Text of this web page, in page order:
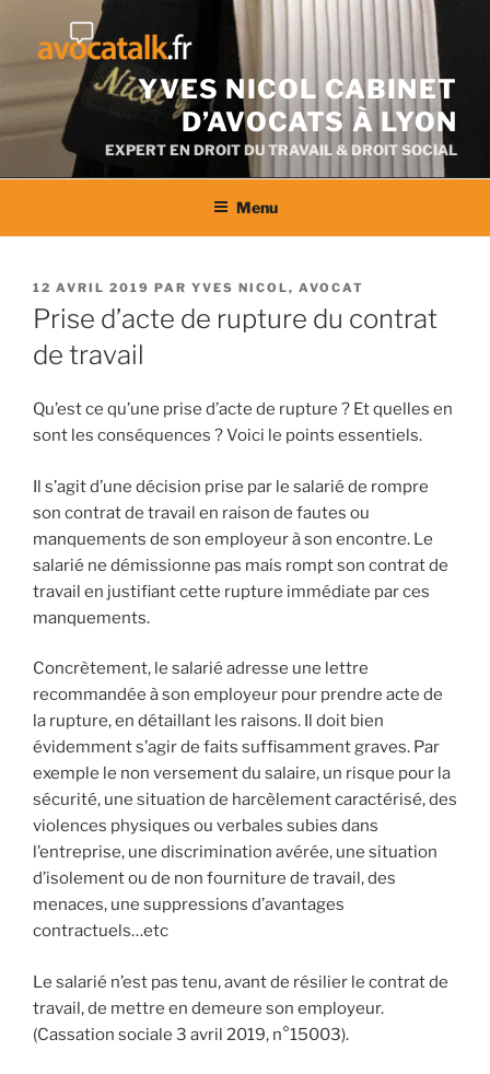
contenu
YVES NICOL CABINET
D’AVOCATS À LYON
EXPERT EN DROIT DU TRAVAIL & DROIT SOCIAL
Menu
PUBLIÉ
LE
12 AVRIL 2019 PAR YVES NICOL, AVOCAT
Prise d’acte de rupture du contrat
de travail
Qu’est ce qu’une prise d’acte de rupture ? Et quelles en
sont les conséquences ? Voici le points essentiels.
Il s’agit d’une décision prise par le salarié de rompre
son contrat de travail en raison de fautes ou
manquements de son employeur à son encontre. Le
salarié ne démissionne pas mais rompt son contrat de
travail en justifiant cette rupture immédiate par ces
manquements.
Concrètement, le salarié adresse une lettre
recommandée à son employeur pour prendre acte de
la rupture, en détaillant les raisons. Il doit bien
évidemment s’agir de faits suffisamment graves. Par
exemple le non versement du salaire, un risque pour la
sécurité, une situation de harcèlement caractérisé, des
violences physiques ou verbales subies dans
l’entreprise, une discrimination avérée, une situation
d’isolement ou de non fourniture de travail, des
menaces, une suppressions d’avantages
contractuels…etc
Le salarié n’est pas tenu, avant de résilier le contrat de
travail, de mettre en demeure son employeur.
(Cassation sociale 3 avril 2019, n°15003).